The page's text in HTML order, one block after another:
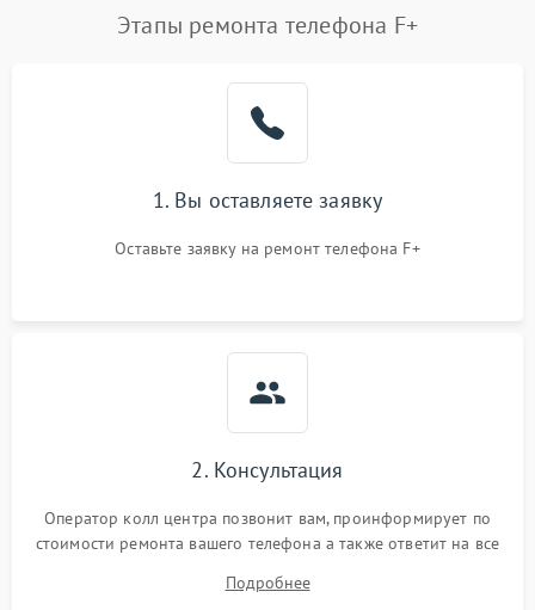
Этапы ремонта телефона F+
1. Вы оставляете заявку
Оставьте заявку на ремонт телефона F+
2. Консультация
Оператор колл центра позвонит вам, проинформирует по
стоимости ремонта вашего телефона а также ответит на все
Подробнее